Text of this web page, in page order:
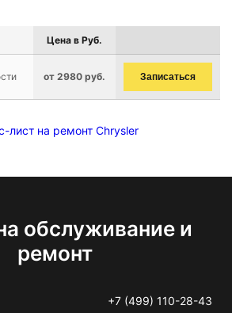
Цена в Руб.
от 2980 руб. Записаться
лист на ремонт Chrysler
обслуживание и
ремонт
+7 (499) 110-28-43